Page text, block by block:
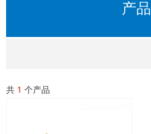
产品
共 1 个产品